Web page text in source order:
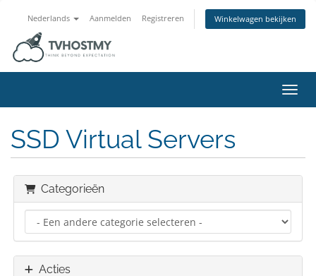
Nederlands Aanmelden Registreren Winkelwagen bekijken
SSD Virtual Servers
Categorieën
Acties